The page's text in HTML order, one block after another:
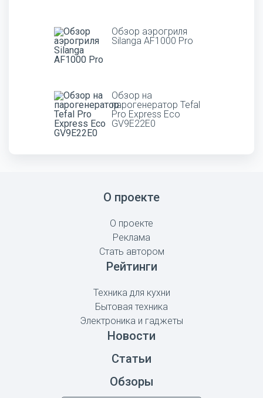
Обзор аэрогриля
Silanga AF1000 Pro
Обзор на
парогенератор Tefal
Pro Express Eco
GV9E22E0
О проекте
О проекте
Реклама
Стать автором
Рейтинги
Техника для кухни
Бытовая техника
Электроника и гаджеты
Новости
Статьи
Обзоры